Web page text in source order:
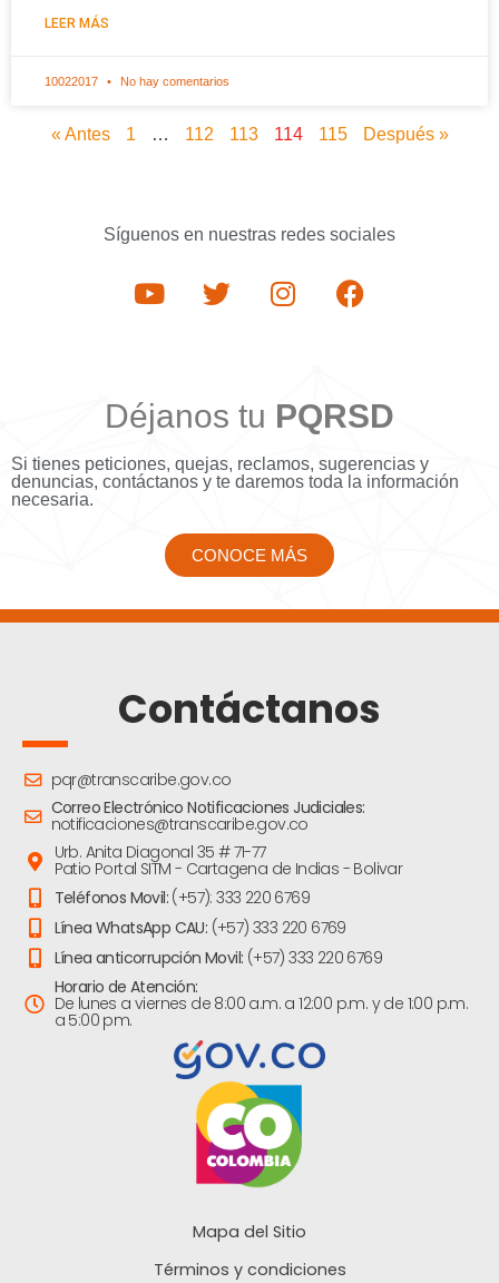
LEER MÁS
10022017 No hay comentarios
« Antes 1 … 112 113 114 115 Después »
Síguenos en nuestras redes sociales
Déjanos tu PQRSD
Si tienes peticiones, quejas, reclamos, sugerencias y
denuncias, contáctanos y te daremos toda la información
necesaria.
CONOCE MÁS
Contáctanos
pqr@transcaribe.gov.co
Correo Electrónico Notificaciones Judiciales:
notificaciones@transcaribe.gov.co
Urb. Anita Diagonal 35 # 71-77
Patio Portal SITM - Cartagena de Indias - Bolivar
Teléfonos Movil: (+57): 333 220 6769
Línea WhatsApp CAU: (+57) 333 220 6769
Línea anticorrupción Movil: (+57) 333 220 6769
Horario de Atención:
De lunes a viernes de 8:00 a.m. a 12:00 p.m. y de 1:00 p.m.
a 5:00 pm.
Mapa del Sitio
Términos y condiciones